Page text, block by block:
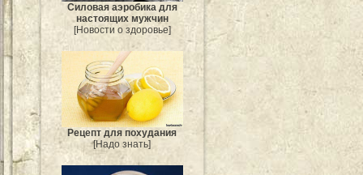
Силовая аэробика для
настоящих мужчин
[Новости о здоровье]
Рецепт для похудания
[Надо знать]